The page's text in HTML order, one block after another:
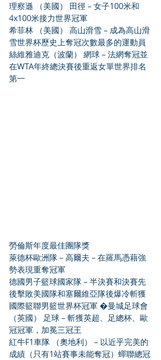
理察遜 （美國） 田徑 – 女子100米和
4x100米接力世界冠軍
希菲林 （美國） 高山滑雪 – 成為高山滑
雪世界杯歷史上奪冠次數最多的運動員
絲維雅迪克（波蘭） 網球 – 法網奪冠並
在WTA年終總決賽後重返女單世界排名
第一
勞倫斯年度最佳團隊獎
萊德杯歐洲隊 – 高爾夫 – 在羅馬憑藉強
勢表現重奪冠軍
德國男子籃球國家隊 – 半決賽和決賽先
後擊敗美國隊和塞爾維亞隊後爆冷斬獲
國際籃聯男籃世界杯冠軍 �曼城足球會
（英國） 足球 – 斬獲英超、足總杯、歐
冠冠軍，加冕三冠王
紅牛F1車隊 （奧地利） – 以近乎完美的
成績（只有1站賽事未能奪冠）蟬聯總冠